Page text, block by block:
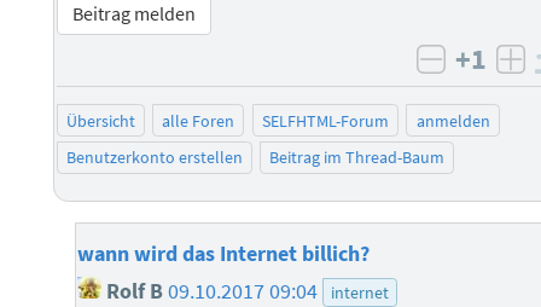
Beitrag melden
negativ
+1
Übersicht alle Foren SELFHTML-Forum
anmelden
Benutzerkonto erstellen
Beitrag im Thread-Baum
wann wird das Internet billich?
Rolf B09.10.2017 09:04 internet